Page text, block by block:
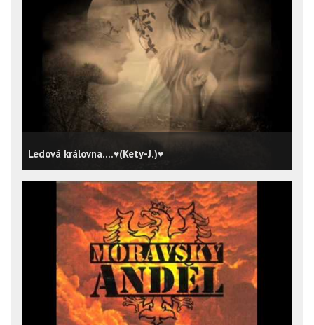
Ledová královna....♥(Kety-J.)♥